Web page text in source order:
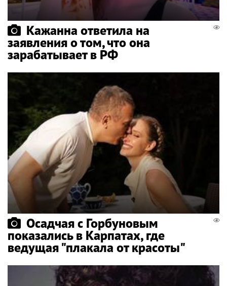
Кажанна ответила на
заявления о том, что она
зарабатывает в РФ
Осадчая с Горбуновым
показались в Карпатах, где
ведущая "плакала от красоты"